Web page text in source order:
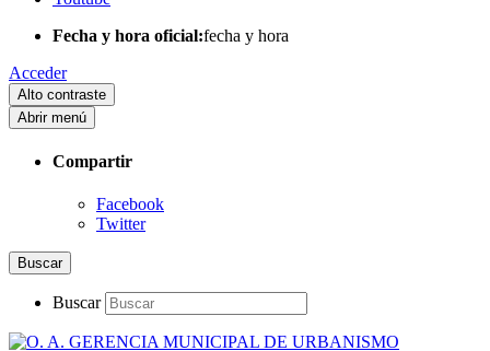
Fecha y hora oficial:fecha y hora
Acceder
Alto contraste
Abrir menú
Compartir
Facebook
Twitter
Buscar
Buscar